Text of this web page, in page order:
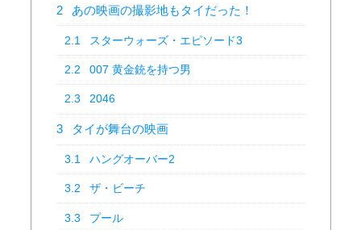
2 あの映画の撮影地もタイだった！
2.1 スターウォーズ・エピソード3
2.2 007 黄金銃を持つ男
2.3 2046
3 タイが舞台の映画
3.1 ハングオーバー2
3.2 ザ・ビーチ
3.3 プール